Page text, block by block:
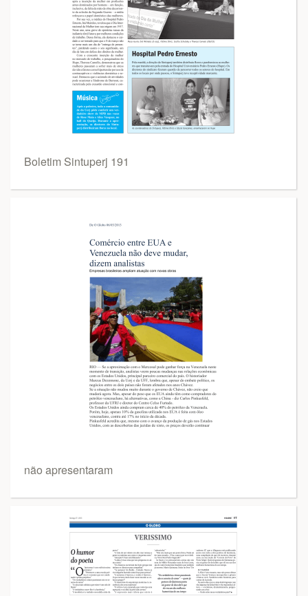
Boletim Sintuperj 191
não apresentaram